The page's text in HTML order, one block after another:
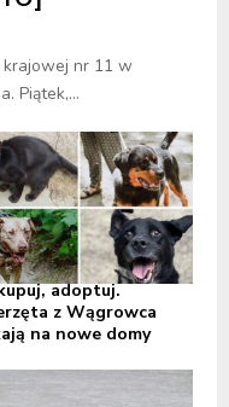
krajowej nr 11 w
Piątek,...
adoptuj.
z Wągrowca
na nowe domy